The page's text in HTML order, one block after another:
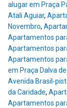
alugar em Praça
Atali Aguiar,
Novembro,
Apartamentos
Apartamentos
Apartamentos
em Praça Dalva
Avenida Brasil-
da Caridade,
Apartamentos